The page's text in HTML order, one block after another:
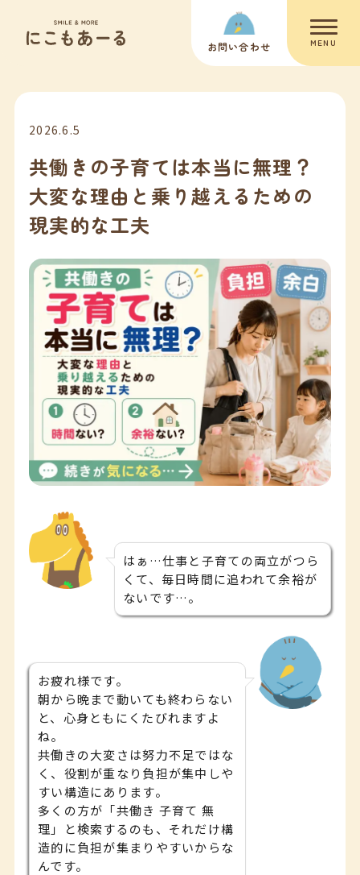
お問い合わせ MENU
2026.6.5
共働きの子育ては本当に無理？
大変な理由と乗り越えるための
現実的な工夫
はぁ…仕事と子育ての両立がつら
くて、毎日時間に追われて余裕が
ないです…。
お疲れ様です。
朝から晩まで動いても終わらない
と、心身ともにくたびれますよ
ね。
共働きの大変さは努力不足ではな
く、役割が重なり負担が集中しや
すい構造にあります。
多くの方が「共働き 子育て 無
理」と検索するのも、それだけ構
造的に負担が集まりやすいからな
んです。